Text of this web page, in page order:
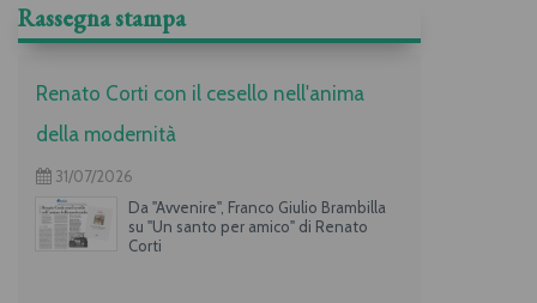
Rassegna stampa
Renato Corti con il cesello nell'anima
della modernità
31/07/2026
Da "Avvenire", Franco Giulio Brambilla
su "Un santo per amico" di Renato
Corti